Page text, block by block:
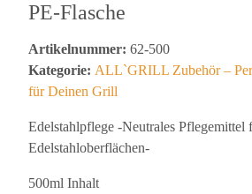
PE-Flasche
Artikelnummer: 62-500
Kategorie: ALL`GRILL Zubehör –
für Deinen Grill
Edelstahlpflege -Neutrales Pflegemittel
Edelstahloberflächen-
500ml Inhalt